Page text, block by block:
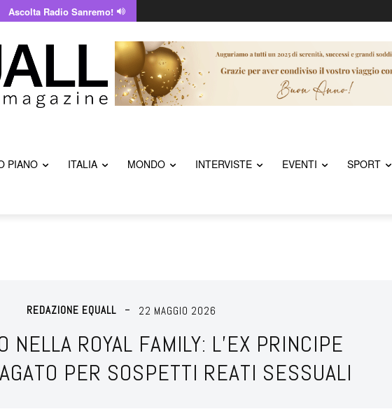
Ascolta Radio Sanremo!
PIANO ITALIA MONDO INTERVISTE EVENTI SPORT
REDAZIONE EQUALL 22 MAGGIO 2026
NELLA ROYAL FAMILY: L’EX PRINCIPE
PER SOSPETTI REATI SESSUALI